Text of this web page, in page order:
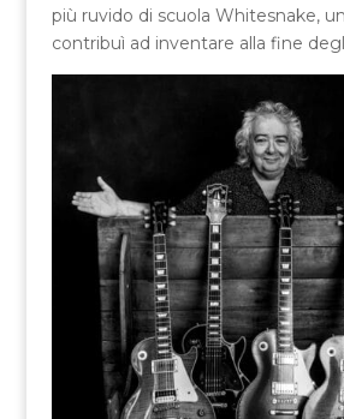
più ruvido di scuola Whitesnake,
contribuì ad inventare alla fine